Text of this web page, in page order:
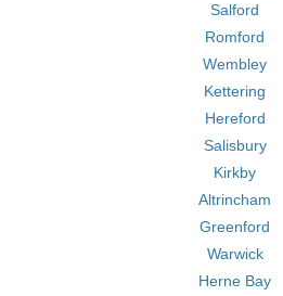
Salford
Romford
Wembley
Kettering
Hereford
Salisbury
Kirkby
Altrincham
Greenford
Warwick
Herne Bay